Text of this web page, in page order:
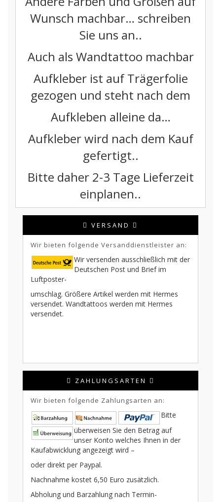
Wunsch machbar… schreiben
Sie uns an..
Auch als Wandtattoo machbar
Aufkleber ist auf Trägerfolie
gezogen und steht nach dem
Aufkleben alleine da…
Aufkleber wird nach dem Kauf
gefertigt..
Bitte daher 2-3 Tage Lieferzeit
einplanen..
VERSAND
Wir bieten folgende Versanddienstleister an:
Wir versenden ausschließlich mit der
Deutschen Post und Brief im
Luftposter-
umschlag. Größere Artikel werden mit Hermes
versendet. Wandtattoos werden mit Hermes
versendet.
ZAHLUNGSARTEN
Wir bieten folgende Zahlungsarten an:
Bitte
überweisen Sie den Betrag auf
unser Konto welches Ihnen in der
Kaufabwicklung angezeigt wird –
oder direkt per Paypal.
Nachnahme kostet 6,50 Euro zusätzlich.
Abholung und Barzahlung nach Termin-